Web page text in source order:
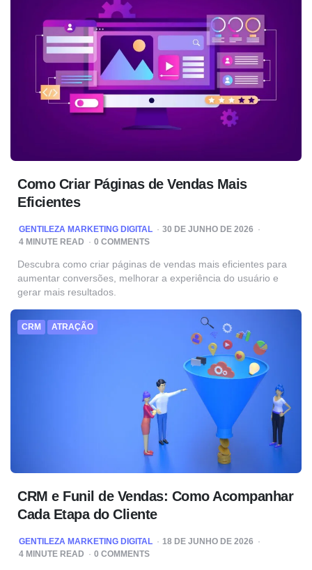
Como Criar Páginas de Vendas Mais
Eficientes
POSTED
BY
GENTILEZA MARKETING DIGITAL
30 DE JUNHO DE 2026
4 MINUTE READ 0 COMMENTS
Descubra como criar páginas de vendas mais eficientes para
aumentar conversões, melhorar a experiência do usuário e
gerar mais resultados.
CRM ATRAÇÃO
CRM e Funil de Vendas: Como Acompanhar
Cada Etapa do Cliente
POSTED
BY
GENTILEZA MARKETING DIGITAL
18 DE JUNHO DE 2026
4 MINUTE READ 0 COMMENTS